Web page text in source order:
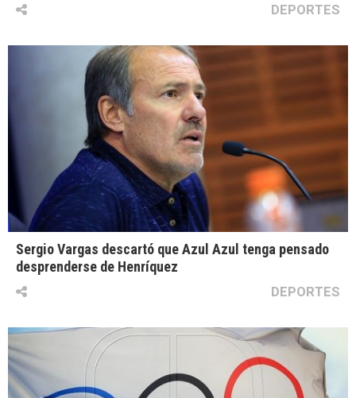
DEPORTES
Sergio Vargas descartó que Azul Azul tenga pensado
desprenderse de Henríquez
DEPORTES